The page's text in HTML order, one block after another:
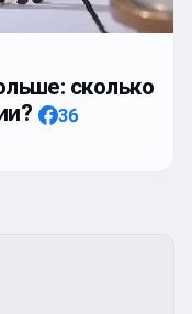
сколько
36